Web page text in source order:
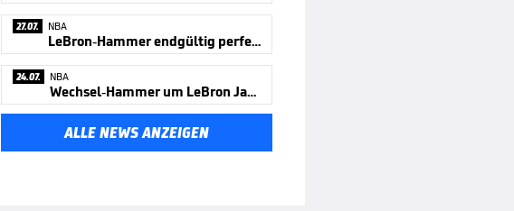
27.07. NBA
LeBron-Hammer endgültig perfekt
24.07. NBA
Wechsel-Hammer um LeBron James!
ALLE NEWS ANZEIGEN